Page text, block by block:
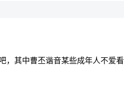
，其中曹丕谐音某些成年人不爱